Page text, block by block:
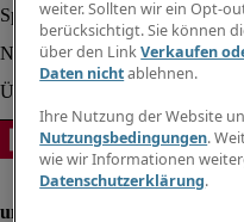
weiter. Sollten wir ein Opt-
berücksichtigt. Sie können
über den LinkVerkaufen
Daten nichtablehnen.
Ihre Nutzung der Website
Nutzungsbedingungen.
wie wir Informationen
Datenschutzerklärung.